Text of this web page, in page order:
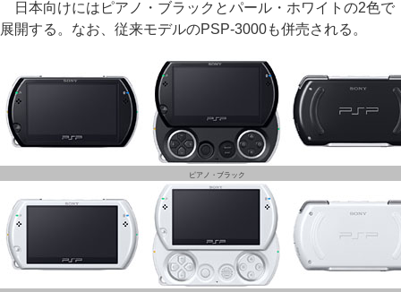
日本向けにはピアノ・ブラックとパール・ホワイトの2色で
展開する。なお、従来モデルのPSP-3000も併売される。
ピアノ・ブラック